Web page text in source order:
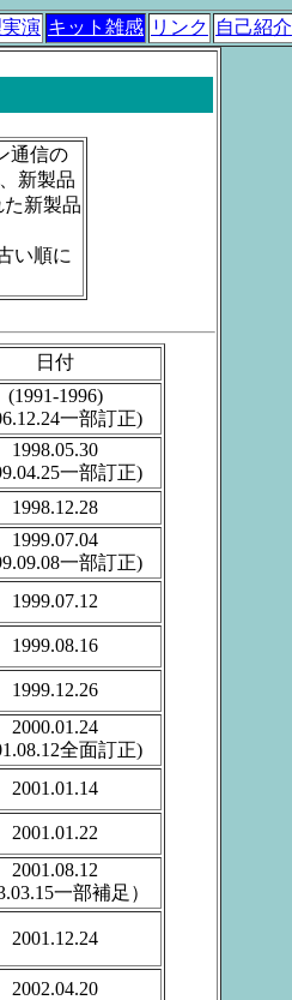
演 キット雑感 リンク 自己紹介
通信の
新製品
新製品
い順に
日付
(1991-1996)
一部訂正)
1998.05.30
一部訂正)
1998.12.28
1999.07.04
一部訂正)
1999.07.12
1999.08.16
1999.12.26
2000.01.24
全面訂正)
2001.01.14
2001.01.22
2001.08.12
一部補足）
2001.12.24
2002.04.20